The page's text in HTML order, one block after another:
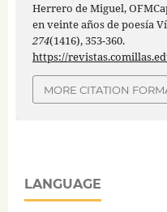
Herrero de Miguel,
en veinte años de poesía
274(1416), 353-360.
https://
MORE CITATION
LANGUAGE